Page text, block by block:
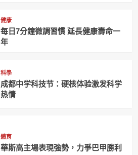
健康
每日7分鐘微調習慣 延長健康壽命一
年
科學
成都中学科技节：硬核体验激发科学
热情
體育
華斯高主場表現強勢，力爭巴甲勝利